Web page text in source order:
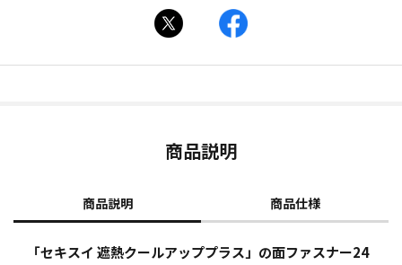
商品説明
商品説明 商品仕様
「セキスイ 遮熱クールアッププラス」の面ファスナー24